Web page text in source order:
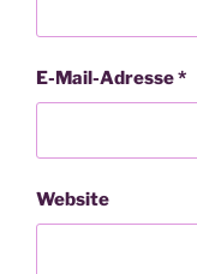
E-Mail-Adresse*
Website